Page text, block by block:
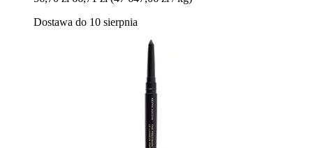
Dostawa do 10 sierpnia